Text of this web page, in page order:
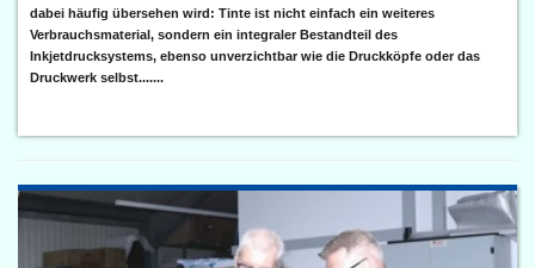
dabei häufig übersehen wird: Tinte ist nicht einfach ein weiteres
Verbrauchsmaterial, sondern ein integraler Bestandteil des
Inkjetdrucksystems, ebenso unverzichtbar wie die Druckköpfe oder das
Druckwerk selbst.......